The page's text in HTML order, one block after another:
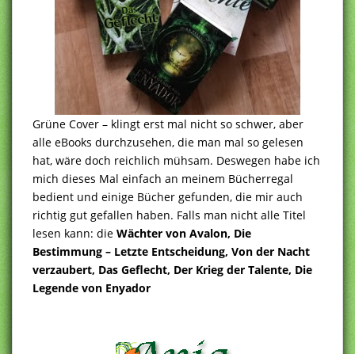
Grüne Cover – klingt erst mal nicht so schwer, aber
alle eBooks durchzusehen, die man mal so gelesen
hat, wäre doch reichlich mühsam. Deswegen habe ich
mich dieses Mal einfach an meinem Bücherregal
bedient und einige Bücher gefunden, die mir auch
richtig gut gefallen haben. Falls man nicht alle Titel
lesen kann: die Wächter von Avalon, Die
Bestimmung – Letzte Entscheidung, Von der Nacht
verzaubert, Das Geflecht, Der Krieg der Talente, Die
Legende von Enyador